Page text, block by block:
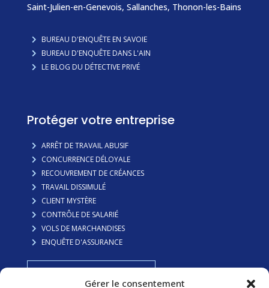
Gérer le consentement
Saint-Julien-en-Genevois, Sallanches, Thonon-les-Bains
BUREAU D'ENQUÊTE EN SAVOIE
BUREAU D'ENQUÊTE DANS L'AIN
LE BLOG DU DÉTECTIVE PRIVÉ
Protéger votre entreprise
ARRÊT DE TRAVAIL ABUSIF
CONCURRENCE DÉLOYALE
RECOUVREMENT DE CRÉANCES
TRAVAIL DISSIMULÉ
CLIENT MYSTÈRE
CONTRÔLE DE SALARIÉ
VOLS DE MARCHANDISES
ENQUÊTE D'ASSURANCE